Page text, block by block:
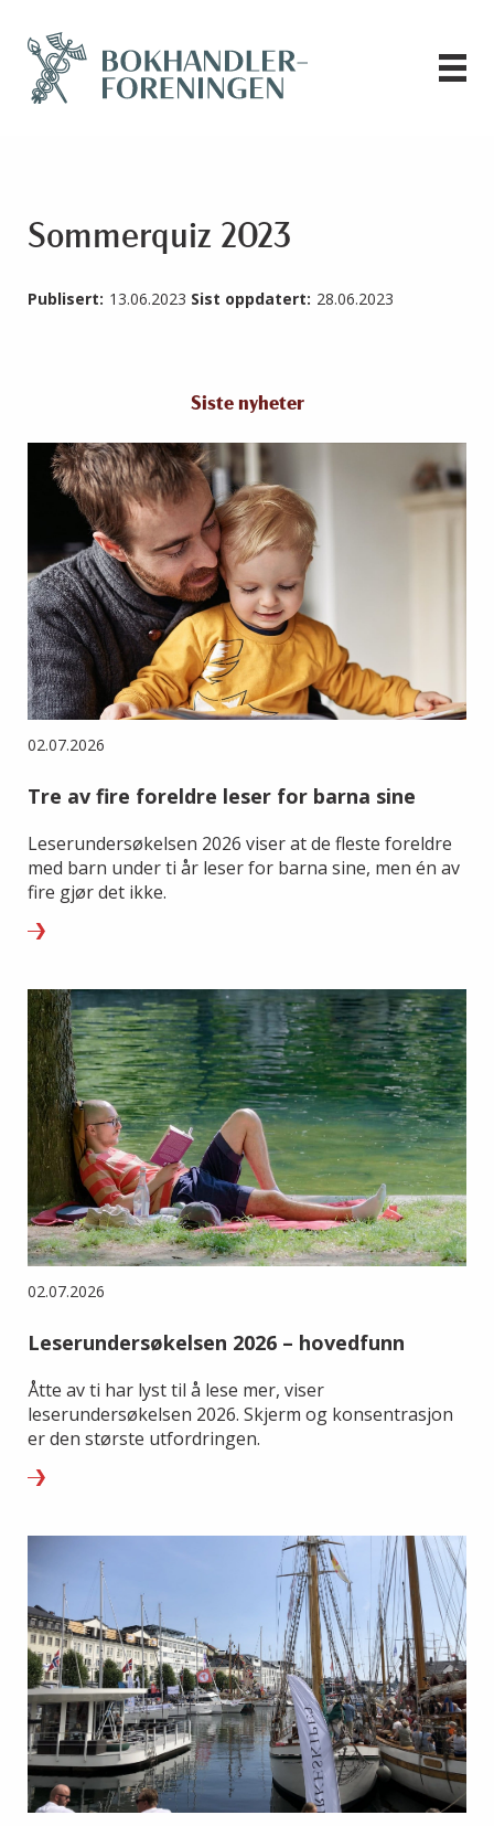
Sommerquiz 2023
Publisert: 13.06.2023 Sist oppdatert: 28.06.2023
Siste nyheter
02.07.2026
Tre av fire foreldre leser for barna sine
Leserundersøkelsen 2026 viser at de fleste foreldre
med barn under ti år leser for barna sine, men én av
fire gjør det ikke.
02.07.2026
Leserundersøkelsen 2026 – hovedfunn
Åtte av ti har lyst til å lese mer, viser
leserundersøkelsen 2026. Skjerm og konsentrasjon
er den største utfordringen.